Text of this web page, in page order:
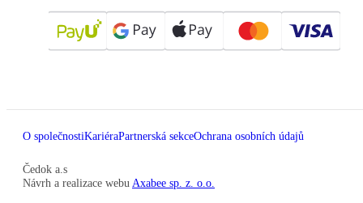
O společnostiKariéraPartnerská sekceOchrana osobních údajů
Čedok a.s
Návrh a realizace webu Axabee sp. z. o.o.